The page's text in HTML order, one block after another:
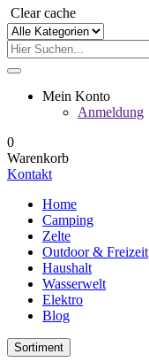
Mein Konto
Anmeldung
0
Warenkorb
Kontakt
Home
Camping
Zelte
Outdoor & Freizeit
Haushalt
Wasserwelt
Elektro
Blog
Sortiment
Clear cache